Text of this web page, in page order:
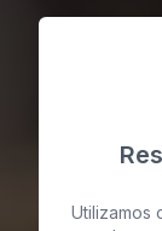
Utilizamos